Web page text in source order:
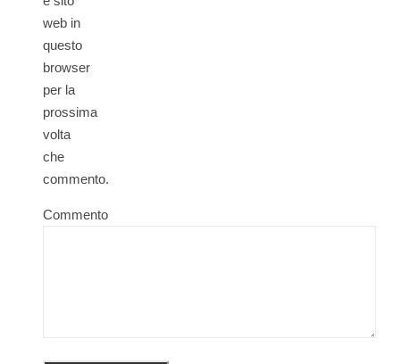
web in
questo
browser
per la
prossima
volta
che
commento.
Commento